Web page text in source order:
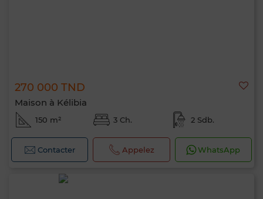
270 000 TND
Maison à Kélibia
150 m² 3 Ch. 2 Sdb.
Contacter Appelez WhatsApp